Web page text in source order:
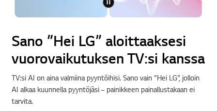
Sano ”Hei LG” aloittaaksesi
vuorovaikutuksen TV:si kanssa
TV:si AI on aina valmiina pyyntöihisi. Sano vain ”Hei LG”, jolloin
AI alkaa kuunnella pyyntöjäsi – painikkeen painallustakaan ei
tarvita.